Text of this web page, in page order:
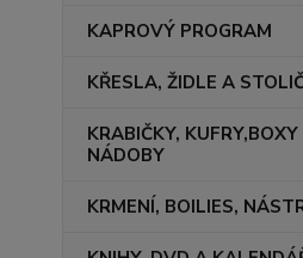
KAPROVÝ PROGRAM
KŘESLA, ŽIDLE A
KRABIČKY,
NÁDOBY
KRMENÍ, BOILIES,